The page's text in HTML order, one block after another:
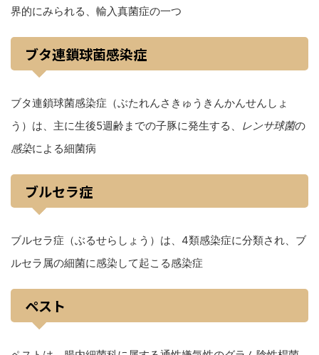
界的にみられる、輸入真菌症の一つ
ブタ連鎖球菌感染症
ブタ連鎖球菌感染症（ぶたれんさきゅうきんかんせんしょ
う）は、主に生後5週齢までの子豚に発生する、
レンサ球菌の
感染による細菌病
ブルセラ症
ブルセラ症（ぶるせらしょう）は、4類感染症に分類され、ブ
ルセラ属の細菌に感染して起こる感染症
ペスト